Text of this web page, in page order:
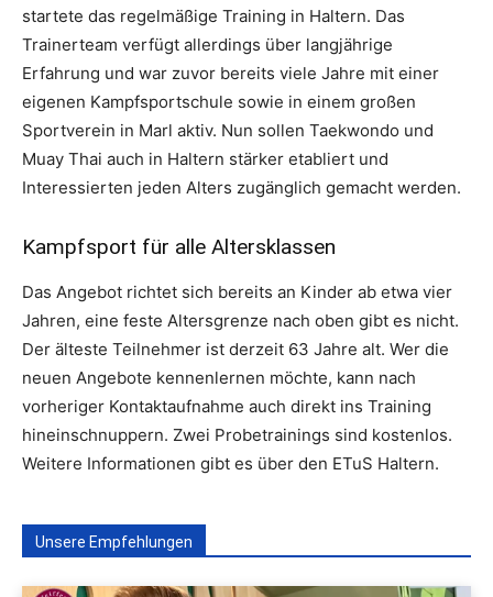
startete das regelmäßige Training in Haltern. Das
Trainerteam verfügt allerdings über langjährige
Erfahrung und war zuvor bereits viele Jahre mit einer
eigenen Kampfsportschule sowie in einem großen
Sportverein in Marl aktiv. Nun sollen Taekwondo und
Muay Thai auch in Haltern stärker etabliert und
Interessierten jeden Alters zugänglich gemacht werden.
Kampfsport für alle Altersklassen
Das Angebot richtet sich bereits an Kinder ab etwa vier
Jahren, eine feste Altersgrenze nach oben gibt es nicht.
Der älteste Teilnehmer ist derzeit 63 Jahre alt. Wer die
neuen Angebote kennenlernen möchte, kann nach
vorheriger Kontaktaufnahme auch direkt ins Training
hineinschnuppern. Zwei Probetrainings sind kostenlos.
Weitere Informationen gibt es über den ETuS Haltern.
Unsere Empfehlungen